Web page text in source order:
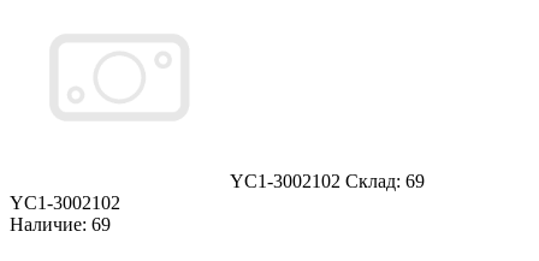
YC1-3002102 Склад: 69
YC1-3002102
Наличие: 69